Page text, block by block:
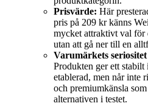
Prisvärde: Här
pris på 209 kr känns
mycket attraktivt val för
utan att gå ner till en
Varumärkets
Produkten ger ett
etablerad, men når inte
och premiumkänsla
alternativen i testet.